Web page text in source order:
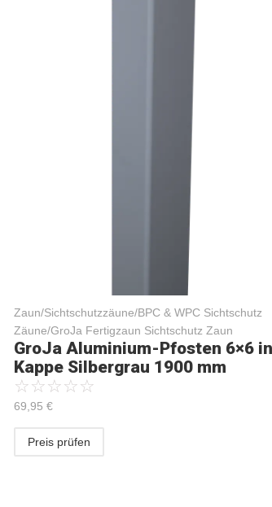
Zaun/Sichtschutzzäune/BPC & WPC Sichtschutz
Zäune/GroJa Fertigzaun Sichtschutz Zaun
GroJa Aluminium-Pfosten 6×6
Kappe Silbergrau 1900 mm
☆☆☆☆☆
69,95 €
Preis prüfen